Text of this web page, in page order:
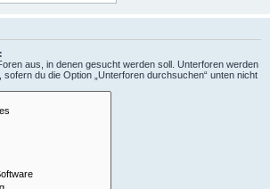
aus, in denen gesucht werden soll. Unterforen werden
du die Option „Unterforen durchsuchen“ unten nicht